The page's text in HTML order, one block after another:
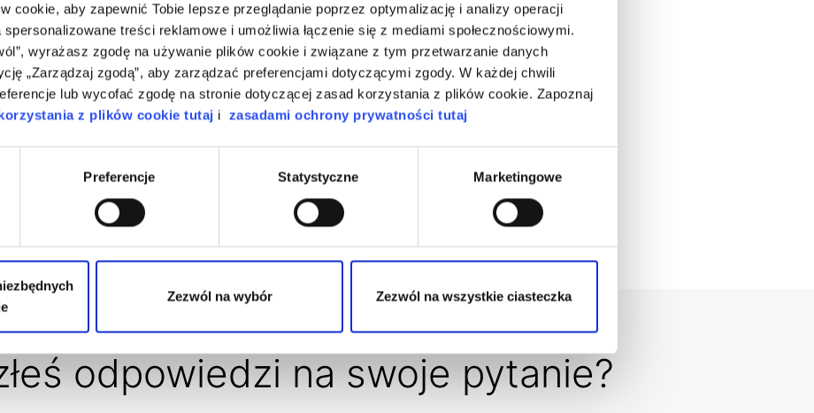
cookie, aby zapewnić Tobie lepsze przeglądanie poprzez optymalizację i analizy operacji
treści reklamowe i umożliwia łączenie się z mediami społecznościowymi.
wyrażasz zgodę na używanie plików cookie i związane z tym przetwarzanie danych
„Zarządzaj zgodą”, aby zarządzać preferencjami dotyczącymi zgody. W każdej chwili
lub wycofać zgodę na stronie dotyczącej zasad korzystania z plików cookie. Zapoznaj
z plików cookie tutaj i zasadami ochrony prywatności tutaj
Preferencje Statystyczne Marketingowe
Zezwól na wybór Zezwól na wszystkie ciasteczka
artykuł był pomocny?
odpowiedzi na swoje pytanie?